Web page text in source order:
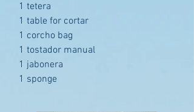
1 tetera
1 table for cortar
1 corcho bag
1 tostador manual
1 jabonera
1 sponge